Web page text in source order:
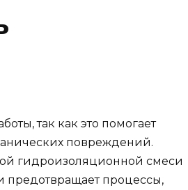
так как это помогает
повреждений.
гидроизоляционной смеси
предотвращает процессы,